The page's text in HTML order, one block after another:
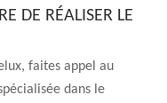
DE RÉALISER LE
faites appel au
dans le